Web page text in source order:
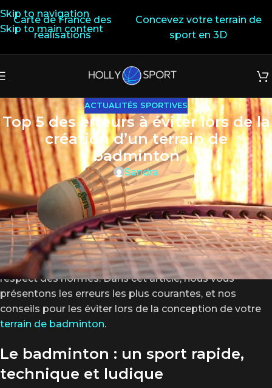
Skip to navigation
Skip to main content
Carte de France des
réalisations
Concevez votre terrain de
sport en 3D
ACTUALITÉS SPORTIVES
Top 5 des erreurs à éviter lors de la
création d’un terrain de
badminton
Sandra
Créer un terrain de badminton chez soi, dans une
collectivité ou un club, est une excellente initiative pour
encourager la pratique de ce sport dynamique,
accessible à tous. Mais comme pour toute installation
sportive, certains pièges sont à éviter pour garantir un
bon confort de jeu, une durabilité optimale et le
respect des normes. Dans cet article, nous vous
présentons les erreurs les plus courantes, et nos
conseils pour les éviter lors de la conception de votre
terrain de badminton.
Le badminton : un sport rapide,
technique et ludique